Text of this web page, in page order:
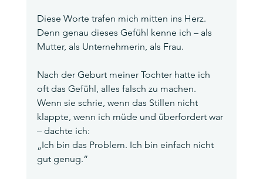
Diese Worte trafen mich mitten ins Herz.
Denn genau dieses Gefühl kenne ich – als
Mutter, als Unternehmerin, als Frau.
Nach der Geburt meiner Tochter hatte ich
oft das Gefühl, alles falsch zu machen.
Wenn sie schrie, wenn das Stillen nicht
klappte, wenn ich müde und überfordert war
– dachte ich:
„Ich bin das Problem. Ich bin einfach nicht
gut genug.“